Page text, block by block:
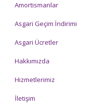
Amortismanlar
Asgari Geçim İndirimi
Asgari Ücretler
Hakkımızda
Hizmetlerimiz
İletişim